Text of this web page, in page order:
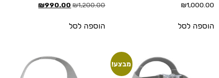
₪
לסל
₪1,200.00
₪990.00
הוספה לסל
מבצע!